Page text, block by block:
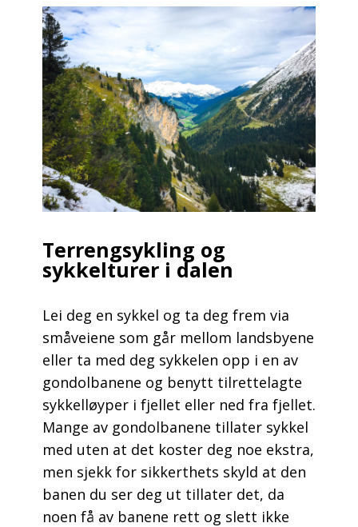
Terrengsykling og
sykkelturer i dalen
Lei deg en sykkel og ta deg frem via
småveiene som går mellom landsbyene
eller ta med deg sykkelen opp i en av
gondolbanene og benytt tilrettelagte
sykkelløyper i fjellet eller ned fra fjellet.
Mange av gondolbanene tillater sykkel
med uten at det koster deg noe ekstra,
men sjekk for sikkerthets skyld at den
banen du ser deg ut tillater det, da
noen få av banene rett og slett ikke